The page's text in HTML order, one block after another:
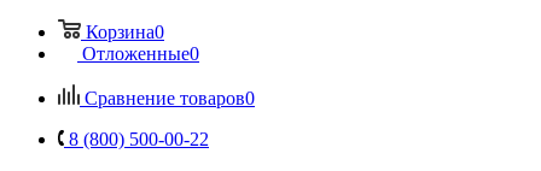
Корзина0
Отложенные0
Сравнение товаров0
8 (800) 500-00-22